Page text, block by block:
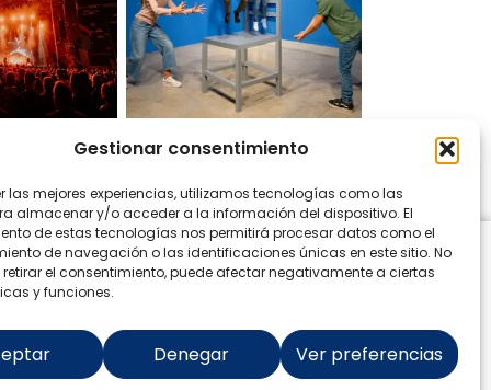
Gestionar consentimiento
las mejores experiencias, utilizamos tecnologías como las
almacenar y/o acceder a la información del dispositivo. El
de estas tecnologías nos permitirá procesar datos como el
de navegación o las identificaciones únicas en este sitio. No
el consentimiento, puede afectar negativamente a ciertas
y funciones.
Denegar Ver preferencias
Instagram